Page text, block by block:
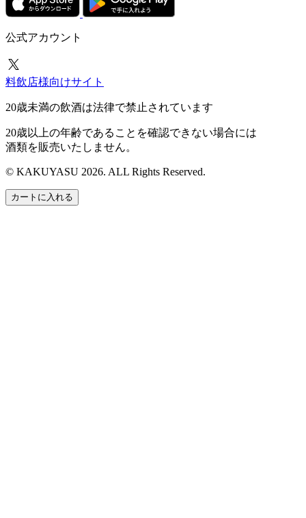
公式アカウント
料飲店様向けサイト
20歳未満の飲酒は法律で禁止されています
20歳以上の年齢であることを確認できない場合には
酒類を販売いたしません。
© KAKUYASU 2026. ALL Rights Reserved.
カートに入れる